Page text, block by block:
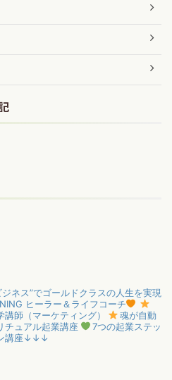
ネス”でゴールドクラスの人生を実現
ヒーラー＆ライフコーチ
師（マーケティング）
魂が自動
チュアル起業講座
7つの起業ステッ
講座↓↓↓